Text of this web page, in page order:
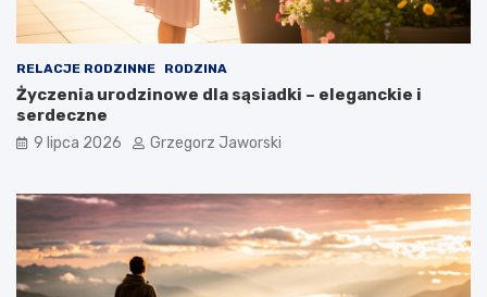
RELACJE RODZINNE RODZINA
Życzenia urodzinowe dla sąsiadki – eleganckie i
serdeczne
9 lipca 2026 Grzegorz Jaworski